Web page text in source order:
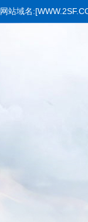
网站域名